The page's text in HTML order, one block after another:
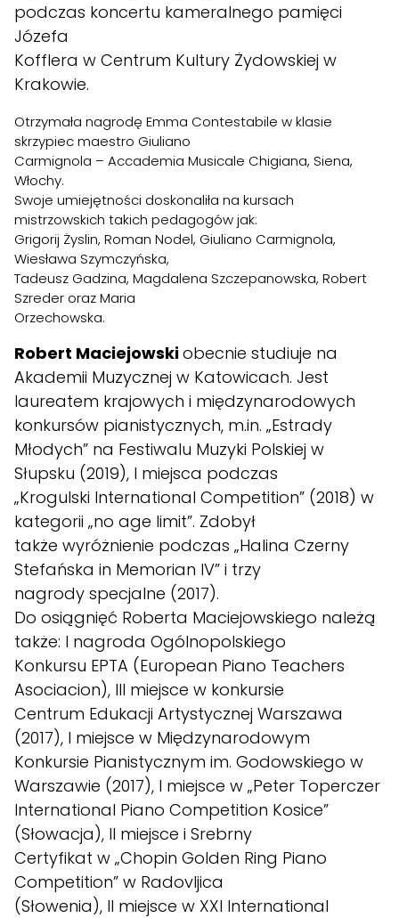
podczas koncertu kameralnego pamięci
Józefa
Kofflera w Centrum Kultury Żydowskiej w
Krakowie.
Otrzymała nagrodę Emma Contestabile w klasie
skrzypiec maestro Giuliano
Carmignola – Accademia Musicale Chigiana, Siena,
Włochy.
Swoje umiejętności doskonaliła na kursach
mistrzowskich takich pedagogów jak:
Grigorij Żyslin, Roman Nodel, Giuliano Carmignola,
Wiesława Szymczyńska,
Tadeusz Gadzina, Magdalena Szczepanowska, Robert
Szreder oraz Maria
Orzechowska.
Robert Maciejowskiobecnie studiuje na
Akademii Muzycznej w Katowicach. Jest
laureatem krajowych i międzynarodowych
konkursów pianistycznych, m.in. „Estrady
Młodych” na Festiwalu Muzyki Polskiej w
Słupsku (2019), I miejsca podczas
„Krogulski International Competition” (2018) w
kategorii „no age limit”. Zdobył
także wyróżnienie podczas „Halina Czerny
Stefańska in Memorian IV” i trzy
nagrody specjalne (2017).
Do osiągnięć Roberta Maciejowskiego należą
także: I nagroda Ogólnopolskiego
Konkursu EPTA (European Piano Teachers
Asociacion), III miejsce w konkursie
Centrum Edukacji Artystycznej Warszawa
(2017), I miejsce w Międzynarodowym
Konkursie Pianistycznym im. Godowskiego w
Warszawie (2017), I miejsce w „Peter Toperczer
International Piano Competition Kosice”
(Słowacja), II miejsce i Srebrny
Certyfikat w „Chopin Golden Ring Piano
Competition” w Radovljica
(Słowenia), II miejsce w XXI International